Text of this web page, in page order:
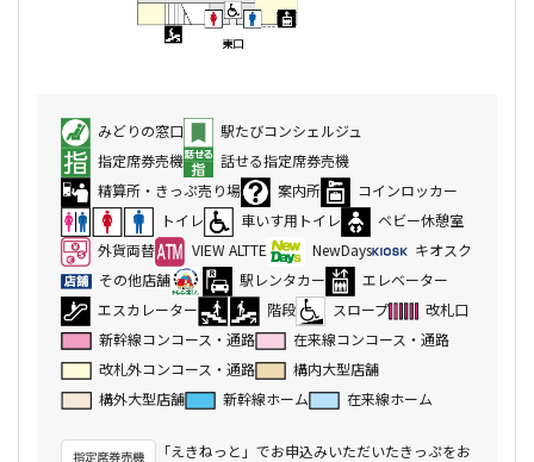
みどりの窓口
駅たびコンシェルジュ
指定席券売機
話せる指定席券売機
精算所・きっぷ売り場
案内所
コインロッカー
トイレ
車いす用トイレ
ベビー休憩室
外貨両替
VIEW ALTTE NewDays
キオスク
その他店舗
駅レンタカー
エレベーター
エスカレーター
階段 スロープ
改札口
新幹線コンコース・通路
在来線コンコース・通路
改札外コンコース・通路
構内大型店舗
構外大型店舗
新幹線ホーム 在来線ホーム
「えきねっと」でお申込みいただいたきっぷをお